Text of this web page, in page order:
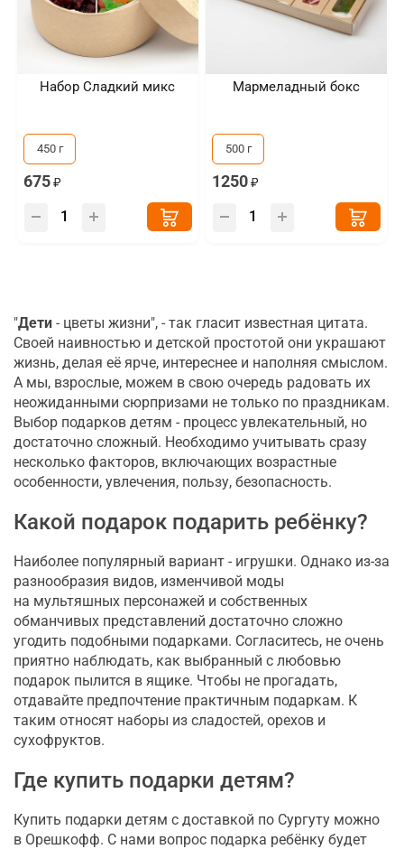
Набор Сладкий микс
450 г
675
Мармеладный бокс
500 г
1250
"Дети - цветы жизни", - так гласит известная цитата.
Своей наивностью и детской простотой они украшают
жизнь, делая её ярче, интереснее и наполняя смыслом.
А мы, взрослые, можем в свою очередь радовать их
неожиданными сюрпризами не только по праздникам.
Выбор подарков детям - процесс увлекательный, но
достаточно сложный. Необходимо учитывать сразу
несколько факторов, включающих возрастные
особенности, увлечения, пользу, безопасность.
Какой подарок подарить ребёнку?
Наиболее популярный вариант - игрушки. Однако из-за
разнообразия видов, изменчивой моды
на мультяшных персонажей и собственных
обманчивых представлений достаточно сложно
угодить подобными подарками. Согласитесь, не очень
приятно наблюдать, как выбранный с любовью
подарок пылится в ящике. Чтобы не прогадать,
отдавайте предпочтение практичным подаркам. К
таким относят наборы из сладостей, орехов и
сухофруктов.
Где купить подарки детям?
Купить подарки детям с доставкой по Сургуту можно
в Орешкофф. С нами вопрос подарка ребёнку будет